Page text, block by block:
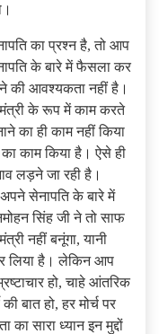
का प्रश्न है, तो आप
के बारे में फैसला कर
की आवश्यकता नहीं है।
के रूप में काम करते
का ही काम नहीं किया
का काम किया है। ऐसे ही
लड़ने जा रही है।
सेनापति के बारे में
सिंह जी ने तो साफ
नहीं बनूंगा, यानी
लिया है। लेकिन आप
हो, चाहे आंतरिक
बात हो, हर मोर्च पर
सारा ध्यान इन मुद्दों